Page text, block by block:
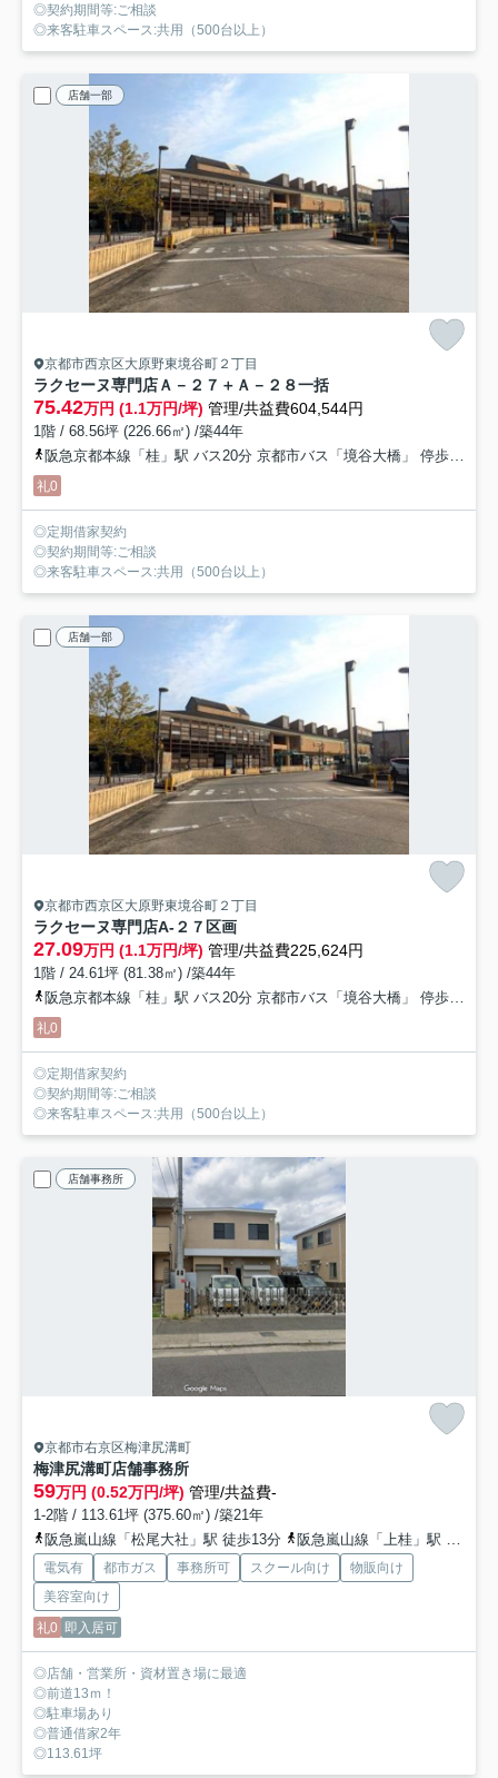
◎契約期間等:ご相談
◎来客駐車スペース:共用（500台以上）
店舗一部
京都市西京区大原野東境谷町２丁目
ラクセーヌ専門店Ａ－２７＋Ａ－２８一括
75.42万円 (1.1万円/坪) 管理/共益費604,544円
1階 / 68.56坪 (226.66㎡) /築44年
阪急京都本線「桂」駅 バス20分 京都市バス「境谷大橋」 停歩5分
礼0
◎定期借家契約
◎契約期間等:ご相談
◎来客駐車スペース:共用（500台以上）
店舗一部
京都市西京区大原野東境谷町２丁目
ラクセーヌ専門店A-２７区画
27.09万円 (1.1万円/坪) 管理/共益費225,624円
1階 / 24.61坪 (81.38㎡) /築44年
阪急京都本線「桂」駅 バス20分 京都市バス「境谷大橋」 停歩5分
礼0
◎定期借家契約
◎契約期間等:ご相談
◎来客駐車スペース:共用（500台以上）
店舗事務所
京都市右京区梅津尻溝町
梅津尻溝町店舗事務所
59万円 (0.52万円/坪) 管理/共益費-
1-2階 / 113.61坪 (375.60㎡) /築21年
阪急嵐山線「松尾大社」駅 徒歩13分
阪急嵐山線「上桂」駅 徒歩29分
電気有 都市ガス 事務所可 スクール向け
物販向け
美容室向け
礼0 即入居可
◎店舗・営業所・資材置き場に最適
◎前道13ｍ！
◎駐車場あり
◎普通借家2年
◎113.61坪